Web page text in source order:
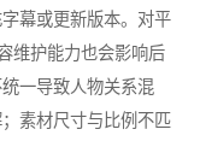
幕或更新版本。对平
维护能力也会影响后
一导致人物关系混
素材尺寸与比例不匹